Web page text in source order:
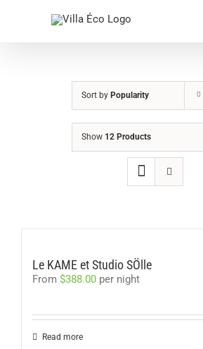
Sort by Popularity
Show 12 Products
Le KAME et Studio SÖlle
From $388.00 per night
Read more